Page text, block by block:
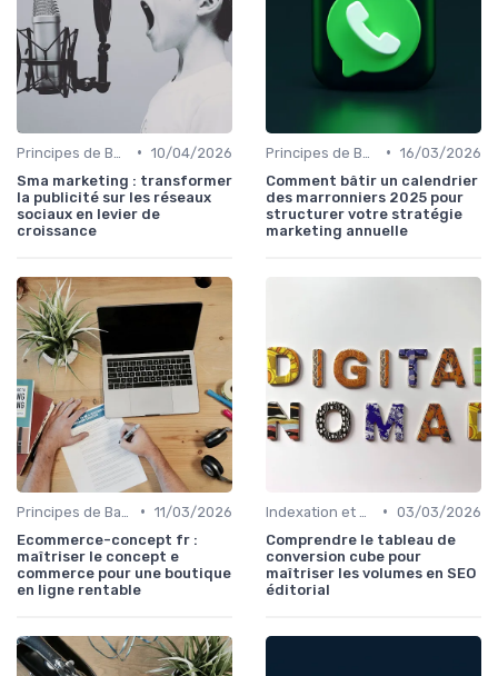
• 10/04/2026
Sma marketing : transformer
la publicité sur les réseaux
sociaux en levier de
croissance
• 16/03/2026
Comment bâtir un calendrier
des marronniers 2025 pour
structurer votre stratégie
marketing annuelle
• 11/03/2026
Ecommerce-concept fr :
maîtriser le concept e
commerce pour une boutique
en ligne rentable
• 03/03/2026
Comprendre le tableau de
conversion cube pour
maîtriser les volumes en SEO
éditorial